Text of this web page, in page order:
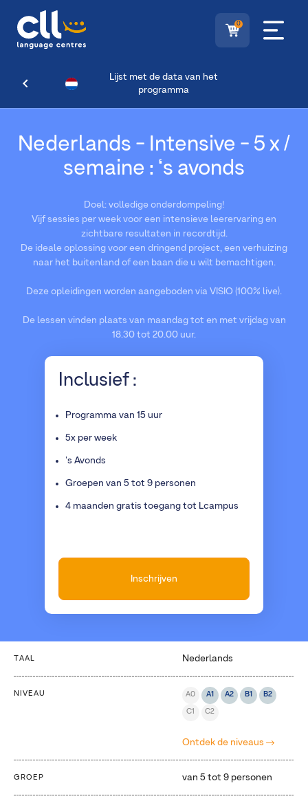
0
Lijst met de data van het
programma
Nederlands - Intensive - 5 x /
semaine : ‘s avonds
Doel: volledige onderdompeling!
Vijf sessies per week voor een intensieve leerervaring en
zichtbare resultaten in recordtijd.
De ideale oplossing voor een dringend project, een verhuizing
naar het buitenland of een baan die u wilt bemachtigen.
Deze opleidingen worden aangeboden via VISIO (100% live).
De lessen vinden plaats van maandag tot en met vrijdag van
18.30 tot 20.00 uur.
Inclusief :
Programma van 15 uur
5x per week
's Avonds
Groepen van 5 tot 9 personen
4 maanden gratis toegang tot Lcampus
Inschrijven
TAAL Nederlands
NIVEAU A0 A1 A2 B1 B2
C1 C2
Ontdek de niveaus
GROEP van 5 tot 9 personen